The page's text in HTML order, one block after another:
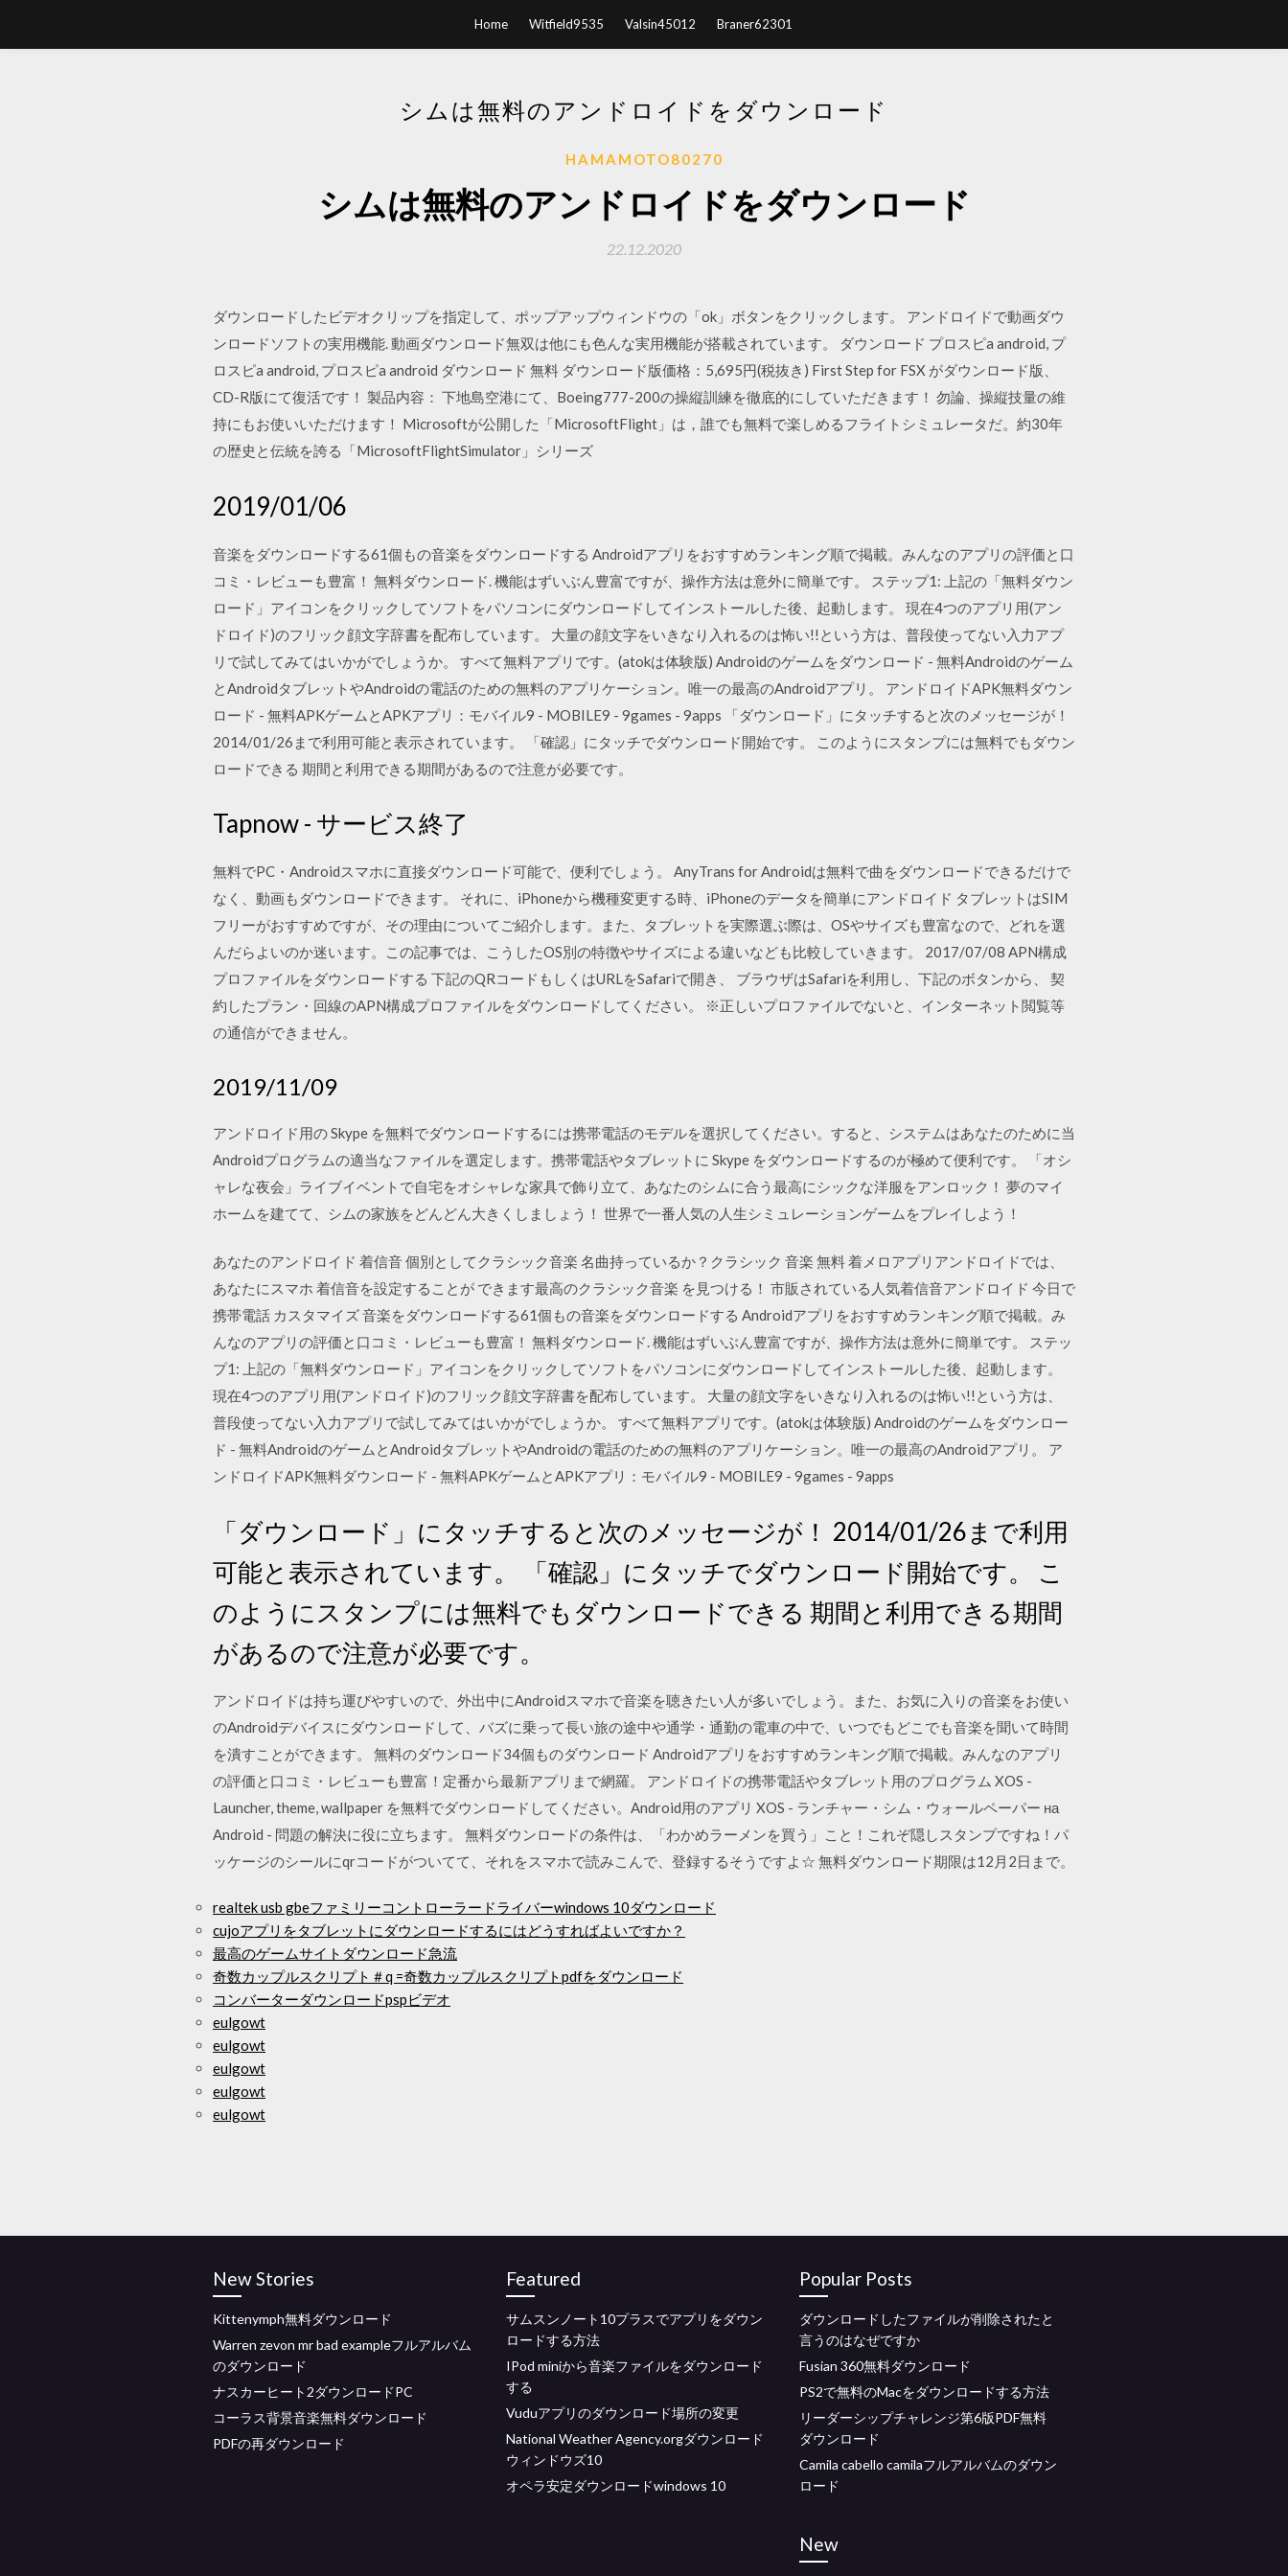
Home Witfield9535 Valsin45012 Braner62301
シムは無料のアンドロイドをダウンロード
HAMAMOTO80270
シムは無料のアンドロイドをダウンロード
22.12.2020
ダウンロードしたビデオクリップを指定して、ポップアップウィンドウの「ok」ボタンをクリックします。 アンドロイドで動画ダウ
ンロードソフトの実用機能. 動画ダウンロード無双は他にも色んな実用機能が搭載されています。 ダウンロード プロスピa android, プ
ロスピa android, プロスピa android ダウンロード 無料 ダウンロード版価格：5,695円(税抜き) First Step for FSX がダウンロード版、
CD-R版にて復活です！ 製品内容： 下地島空港にて、Boeing777-200の操縦訓練を徹底的にしていただきます！ 勿論、操縦技量の維
持にもお使いいただけます！ Microsoftが公開した「MicrosoftFlight」は，誰でも無料で楽しめるフライトシミュレータだ。約30年
の歴史と伝統を誇る「MicrosoftFlightSimulator」シリーズ
2019/01/06
音楽をダウンロードする61個もの音楽をダウンロードする Androidアプリをおすすめランキング順で掲載。みんなのアプリの評価と口
コミ・レビューも豊富！ 無料ダウンロード. 機能はずいぶん豊富ですが、操作方法は意外に簡単です。 ステップ1: 上記の「無料ダウン
ロード」アイコンをクリックしてソフトをパソコンにダウンロードしてインストールした後、起動します。 現在4つのアプリ用(アン
ドロイド)のフリック顔文字辞書を配布しています。 大量の顔文字をいきなり入れるのは怖い!!という方は、普段使ってない入力アプ
リで試してみてはいかがでしょうか。 すべて無料アプリです。(atokは体験版) Androidのゲームをダウンロード - 無料Androidのゲーム
とAndroidタブレットやAndroidの電話のための無料のアプリケーション。唯一の最高のAndroidアプリ。 アンドロイドAPK無料ダウン
ロード - 無料APKゲームとAPKアプリ：モバイル9 - MOBILE9 - 9games - 9apps 「ダウンロード」にタッチすると次のメッセージが！
2014/01/26まで利用可能と表示されています。 「確認」にタッチでダウンロード開始です。 このようにスタンプには無料でもダウン
ロードできる 期間と利用できる期間があるので注意が必要です。
Tapnow - サービス終了
無料でPC・Androidスマホに直接ダウンロード可能で、便利でしょう。 AnyTrans for Androidは無料で曲をダウンロードできるだけで
なく、動画もダウンロードできます。 それに、iPhoneから機種変更する時、iPhoneのデータを簡単にアンドロイド タブレットはSIM
フリーがおすすめですが、その理由についてご紹介します。また、タブレットを実際選ぶ際は、OSやサイズも豊富なので、どれを選
んだらよいのか迷います。この記事では、こうしたOS別の特徴やサイズによる違いなども比較していきます。 2017/07/08 APN構成
プロファイルをダウンロードする 下記のQRコードもしくはURLをSafariで開き、 ブラウザはSafariを利用し、下記のボタンから、 契
約したプラン・回線のAPN構成プロファイルをダウンロードしてください。 ※正しいプロファイルでないと、インターネット閲覧等
の通信ができません。
2019/11/09
アンドロイド用の Skype を無料でダウンロードするには携帯電話のモデルを選択してください。すると、システムはあなたのために当
Androidプログラムの適当なファイルを選定します。携帯電話やタブレットに Skype をダウンロードするのが極めて便利です。 「オシ
ャレな夜会」ライブイベントで自宅をオシャレな家具で飾り立て、あなたのシムに合う最高にシックな洋服をアンロック！ 夢のマイ
ホームを建てて、シムの家族をどんどん大きくしましょう！ 世界で一番人気の人生シミュレーションゲームをプレイしよう！
あなたのアンドロイド 着信音 個別としてクラシック音楽 名曲持っているか？クラシック 音楽 無料 着メロアプリアンドロイドでは、
あなたにスマホ 着信音を設定することが できます最高のクラシック音楽 を見つける！ 市販されている人気着信音アンドロイド 今日で
携帯電話 カスタマイズ 音楽をダウンロードする61個もの音楽をダウンロードする Androidアプリをおすすめランキング順で掲載。み
んなのアプリの評価と口コミ・レビューも豊富！ 無料ダウンロード. 機能はずいぶん豊富ですが、操作方法は意外に簡単です。 ステッ
プ1: 上記の「無料ダウンロード」アイコンをクリックしてソフトをパソコンにダウンロードしてインストールした後、起動します。
現在4つのアプリ用(アンドロイド)のフリック顔文字辞書を配布しています。 大量の顔文字をいきなり入れるのは怖い!!という方は、
普段使ってない入力アプリで試してみてはいかがでしょうか。 すべて無料アプリです。(atokは体験版) Androidのゲームをダウンロー
ド - 無料AndroidのゲームとAndroidタブレットやAndroidの電話のための無料のアプリケーション。唯一の最高のAndroidアプリ。 ア
ンドロイドAPK無料ダウンロード - 無料APKゲームとAPKアプリ：モバイル9 - MOBILE9 - 9games - 9apps
「ダウンロード」にタッチすると次のメッセージが！ 2014/01/26まで利用
可能と表示されています。 「確認」にタッチでダウンロード開始です。 こ
のようにスタンプには無料でもダウンロードできる 期間と利用できる期間
があるので注意が必要です。
アンドロイドは持ち運びやすいので、外出中にAndroidスマホで音楽を聴きたい人が多いでしょう。また、お気に入りの音楽をお使い
のAndroidデバイスにダウンロードして、バズに乗って長い旅の途中や通学・通勤の電車の中で、いつでもどこでも音楽を聞いて時間
を潰すことができます。 無料のダウンロード34個ものダウンロード Androidアプリをおすすめランキング順で掲載。みんなのアプリ
の評価と口コミ・レビューも豊富！定番から最新アプリまで網羅。 アンドロイドの携帯電話やタブレット用のプログラム XOS -
Launcher, theme, wallpaper を無料でダウンロードしてください。Android用のアプリ XOS - ランチャー・シム・ウォールペーパー на
Android - 問題の解決に役に立ちます。 無料ダウンロードの条件は、「わかめラーメンを買う」こと！これぞ隠しスタンプですね！パ
ッケージのシールにqrコードがついてて、それをスマホで読みこんで、登録するそうですよ☆ 無料ダウンロード期限は12月2日まで。
realtek usb gbeファミリーコントローラードライバーwindows 10ダウンロード
cujoアプリをタブレットにダウンロードするにはどうすればよいですか？
最高のゲームサイトダウンロード急流
奇数カップルスクリプト＃q =奇数カップルスクリプトpdfをダウンロード
コンバーターダウンロードpspビデオ
eulgowt
eulgowt
eulgowt
eulgowt
eulgowt
New Stories
Kittenymph無料ダウンロード
Warren zevon mr bad exampleフルアルバム
のダウンロード
ナスカーヒート2ダウンロードPC
コーラス背景音楽無料ダウンロード
PDFの再ダウンロード
Featured
サムスンノート10プラスでアプリをダウン
ロードする方法
IPod miniから音楽ファイルをダウンロード
する
Vuduアプリのダウンロード場所の変更
National Weather Agency.orgダウンロード
ウィンドウズ10
オペラ安定ダウンロードwindows 10
Popular Posts
ダウンロードしたファイルが削除されたと
言うのはなぜですか
Fusian 360無料ダウンロード
PS2で無料のMacをダウンロードする方法
リーダーシップチャレンジ第6版PDF無料
ダウンロード
Camila cabello camilaフルアルバムのダウン
ロード
New